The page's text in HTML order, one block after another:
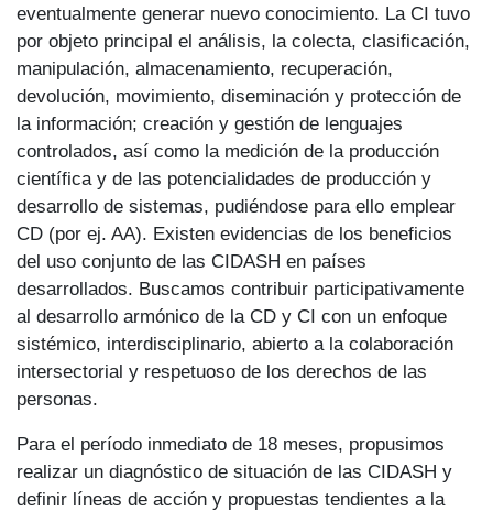
eventualmente generar nuevo conocimiento. La CI tuvo
por objeto principal el análisis, la colecta, clasificación,
manipulación, almacenamiento, recuperación,
devolución, movimiento, diseminación y protección de
la información; creación y gestión de lenguajes
controlados, así como la medición de la producción
científica y de las potencialidades de producción y
desarrollo de sistemas, pudiéndose para ello emplear
CD (por ej. AA). Existen evidencias de los beneficios
del uso conjunto de las CIDASH en países
desarrollados. Buscamos contribuir participativamente
al desarrollo armónico de la CD y CI con un enfoque
sistémico, interdisciplinario, abierto a la colaboración
intersectorial y respetuoso de los derechos de las
personas.
Para el período inmediato de 18 meses, propusimos
realizar un diagnóstico de situación de las CIDASH y
definir líneas de acción y propuestas tendientes a la